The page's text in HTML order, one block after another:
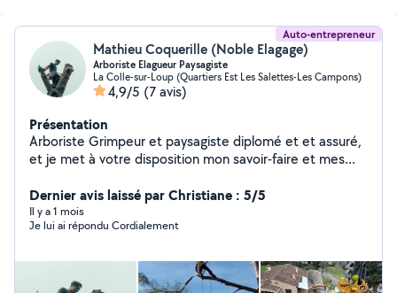
Auto-entrepreneur
Mathieu Coquerille (Noble Elagage)
Arboriste Elagueur Paysagiste
La Colle-sur-Loup (Quartiers Est Les Salettes-Les Campons)
4,9/5 (7 avis)
Présentation
Arboriste Grimpeur et paysagiste diplomé et et assuré,
et je met à votre disposition mon savoir-faire et mes
dans le respect de leur équilibre. Prestation rapides et
soignées, devis et déplacements gratuits ! Je fais
également bénéficier du crédit d'impôt à mes clients,
jardins. Les devis sont gratuits, les prestations rapides
et soignées. Bien à vous !
Dernier avis laissé par Christiane : 5/5
Il y a 1 mois
Je lui ai répondu Cordialement